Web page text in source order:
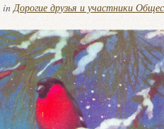
inДорогие друзья и участники